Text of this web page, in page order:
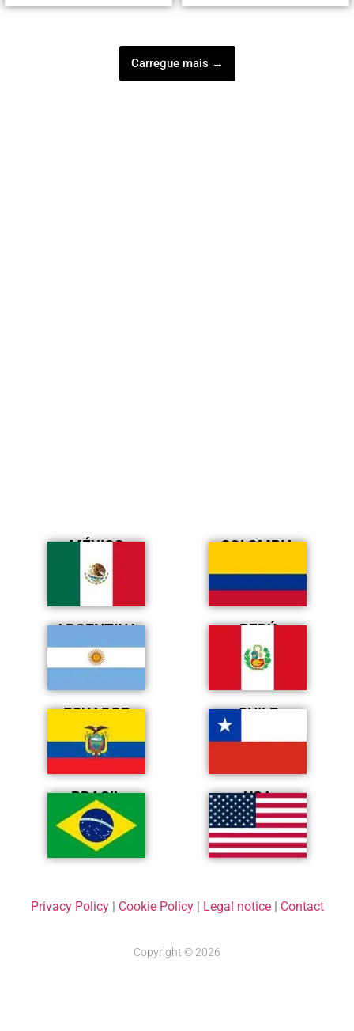
Carregue mais →
MÉXICO COLOMBIA
ARGENTINA PERÚ
ECUADOR CHILE
BRASIL USA
Privacy Policy| Cookie Policy| Legal notice| Contact
Copyright © 2026